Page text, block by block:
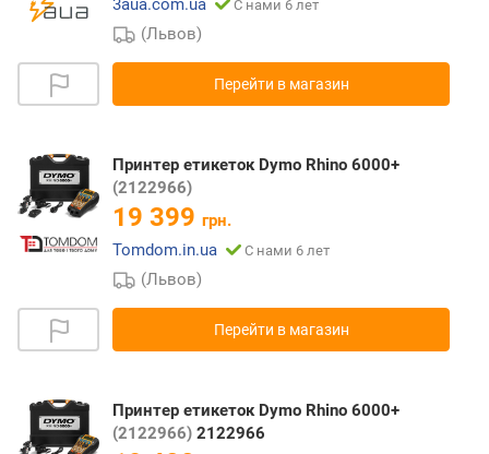
3aua.com.ua
С нами 6 лет
(Львов)
Перейти в магазин
Принтер етикеток Dymo Rhino 6000+
(2122966)
19 399 грн.
Tomdom.in.ua
С нами 6 лет
(Львов)
Перейти в магазин
Принтер етикеток Dymo Rhino 6000+
(2122966) 2122966